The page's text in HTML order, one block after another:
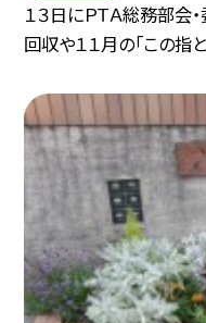
１３日にＰＴＡ総務部会
回収や１１月の「この指